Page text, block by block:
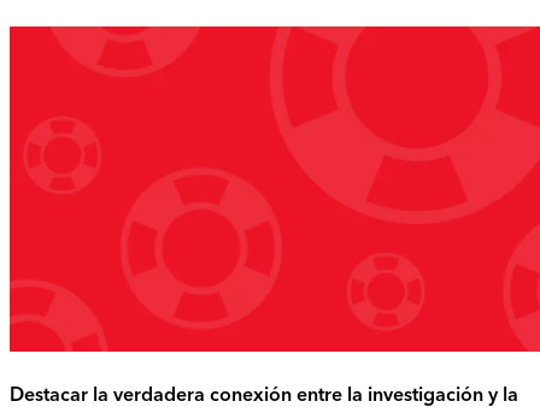
Destacar la verdadera conexión entre la investigación y la